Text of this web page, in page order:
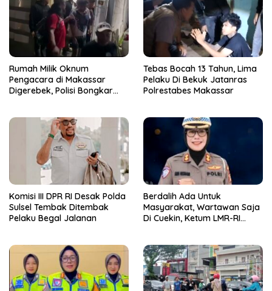
Rumah Milik Oknum
Pengacara di Makassar
Digerebek, Polisi Bongkar
Tersangka
Tebas Bocah 13 Tahun, Lima
Pelaku Di Bekuk Jatanras
Polrestabes Makassar
Komisi III DPR RI Desak Polda
Sulsel Tembak Ditembak
Pelaku Begal Jalanan
Berdalih Ada Untuk
Masyarakat, Wartawan Saja
Di Cuekin, Ketum LMR-RI
Dicopot